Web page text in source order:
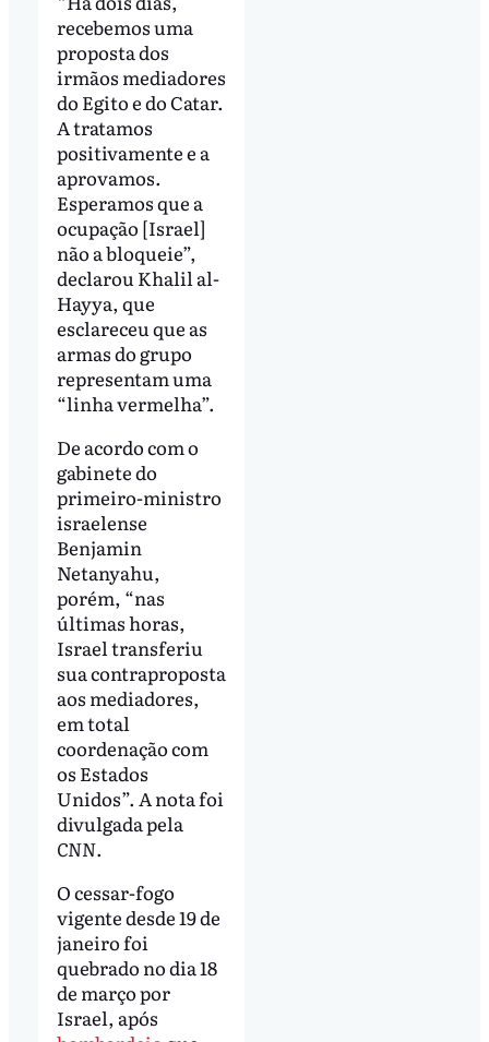
recebemos uma
proposta dos
irmãos mediadores
do Egito e do Catar.
A tratamos
positivamente e a
aprovamos.
Esperamos que a
ocupação [Israel]
não a bloqueie”,
declarou Khalil al-
Hayya, que
esclareceu que as
armas do grupo
representam uma
“linha vermelha”.
De acordo com o
gabinete do
primeiro-ministro
israelense
Benjamin
Netanyahu,
porém, “nas
últimas horas,
Israel transferiu
sua contraproposta
aos mediadores,
em total
coordenação com
os Estados
Unidos”. A nota foi
divulgada pela
CNN.
O cessar-fogo
vigente desde 19 de
janeiro foi
quebrado no dia 18
de março por
Israel, após